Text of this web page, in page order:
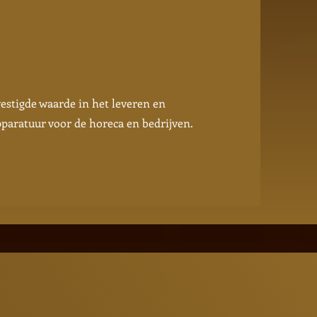
waarde in het leveren en
voor de horeca en bedrijven.